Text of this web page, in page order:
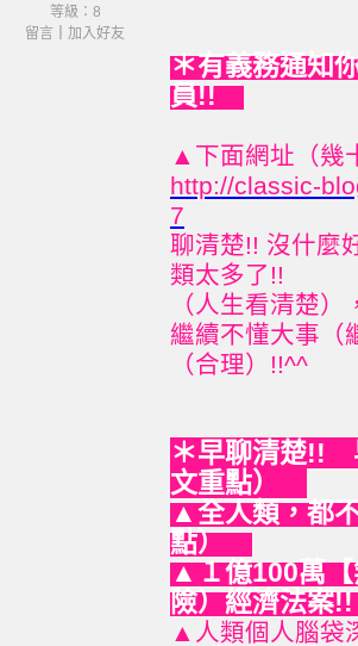
等級：8
留言
加入好友
＊有義務通知
員!!
▲下面網址（幾
http://classic-
7
聊清楚!! 沒什麼
類太多了!!
（人生看清楚
繼續不懂大事（
（合理）!!^^
＊早聊清楚!!
文重點）
▲全人類，都
點）
▲１億100萬【
險）經濟法
▲人類個人腦袋